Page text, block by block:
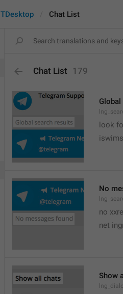
TDesktop Chat List
Chat List 179
look
iswims
No
no
net
Show